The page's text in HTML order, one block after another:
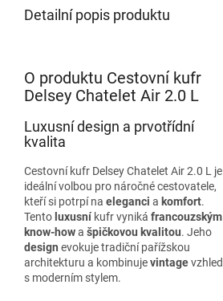
Detailní popis produktu
O produktu Cestovní kufr
Delsey Chatelet Air 2.0 L
Luxusní design a prvotřídní
kvalita
Cestovní kufr Delsey Chatelet Air 2.0 L je
ideální volbou pro náročné cestovatele,
kteří si potrpí na eleganci a komfort.
Tento luxusní kufr vyniká francouzským
know-howa špičkovou kvalitou. Jeho
design evokuje tradiční pařížskou
architekturu a kombinujevintagevzhled
s moderním stylem.